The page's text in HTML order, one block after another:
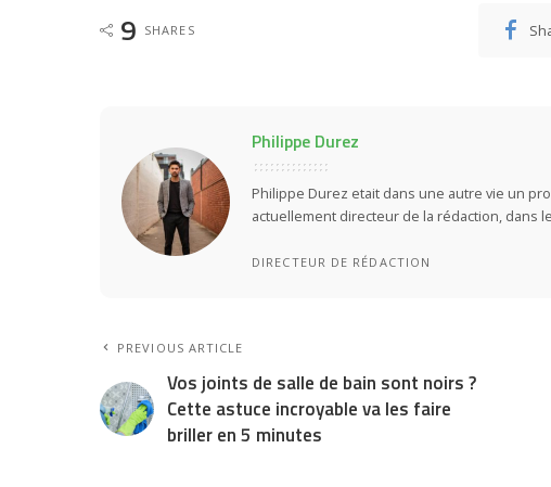
9 SHARES
Philippe Durez
Philippe Durez etait dans une autre vie un
actuellement directeur de la rédaction, dans
DIRECTEUR DE RÉDACTION
PREVIOUS ARTICLE
Vos joints de salle de bain sont noirs ?
Cette astuce incroyable va les faire
briller en 5 minutes